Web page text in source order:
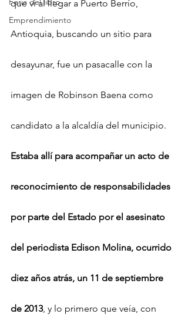
Emprendimiento
que vi al llegar a Puerto Berrío,
Antioquia, buscando un sitio para
desayunar, fue un pasacalle con la
imagen de Robinson Baena como
candidato a la alcaldía del municipio.
Estaba allí para acompañar un acto de
reconocimiento de responsabilidades
por parte del Estado por el asesinato
del periodista Edison Molina, ocurrido
diez años atrás, un 11 de septiembre
de 2013, y lo primero que veía, con